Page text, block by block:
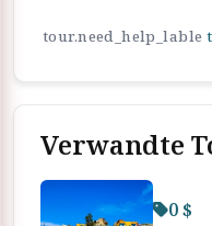
tour.need_help_lable
Verwandte
0 $